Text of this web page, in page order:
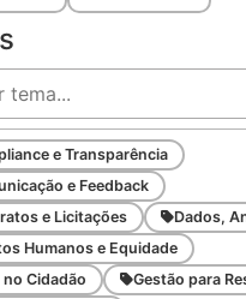
e Transparência
e Feedback
e Licitações
Dados,
Humanos e Equidade
no Cidadão
Gestão para